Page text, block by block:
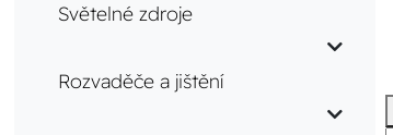
Světelné zdroje
Rozvaděče a jištění